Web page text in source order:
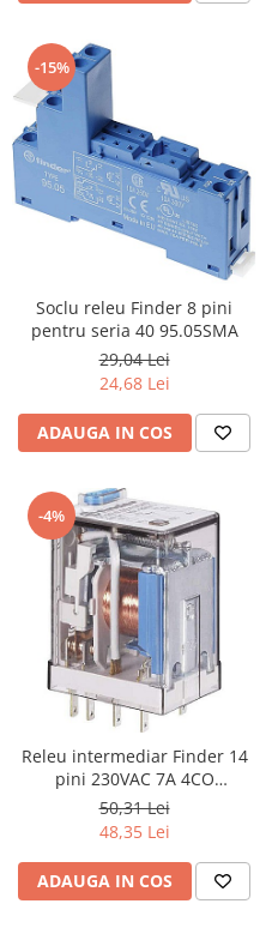
-15%
Soclu releu Finder 8 pini
pentru seria 40 95.05SMA
29,04 Lei
24,68 Lei
ADAUGA IN COS
-4%
Releu intermediar Finder 14
pini 230VAC 7A 4CO
55.34.8.230.0040
50,31 Lei
48,35 Lei
ADAUGA IN COS